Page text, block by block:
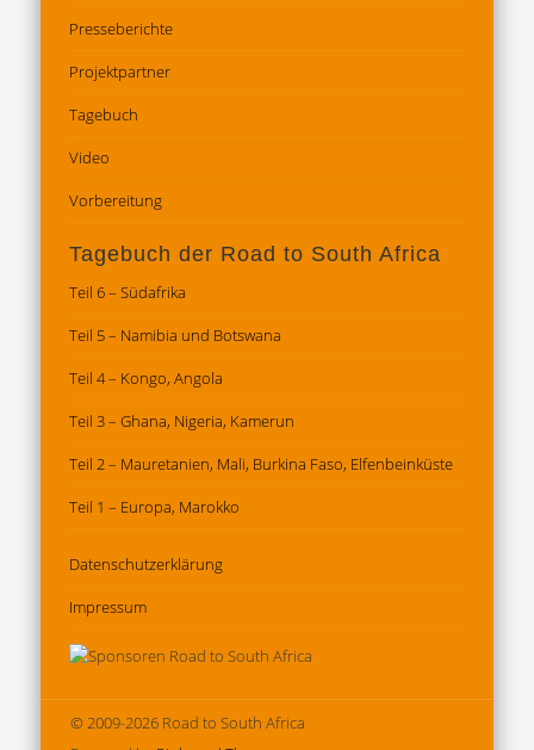
Presseberichte
Projektpartner
Tagebuch
Video
Vorbereitung
Tagebuch der Road to South Africa
Teil 6 – Südafrika
Teil 5 – Namibia und Botswana
Teil 4 – Kongo, Angola
Teil 3 – Ghana, Nigeria, Kamerun
Teil 2 – Mauretanien, Mali, Burkina Faso, Elfenbeinküste
Teil 1 – Europa, Marokko
Datenschutz­erklärung
Impressum
© 2009-2026 Road to South Africa